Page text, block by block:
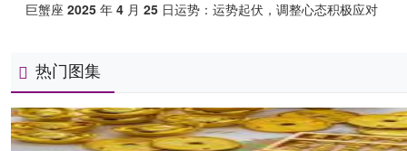
巨蟹座 2025 年 4 月 25 日运势：运势起伏，调整心态积极应对
热门图集